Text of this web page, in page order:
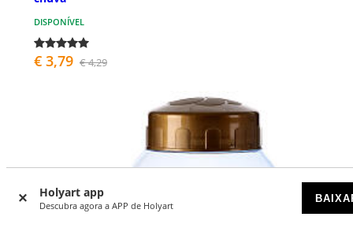
Holyart app
Descubra agora a APP de Holyart
DISPONÍVEL
€ 3,79 € 4,29